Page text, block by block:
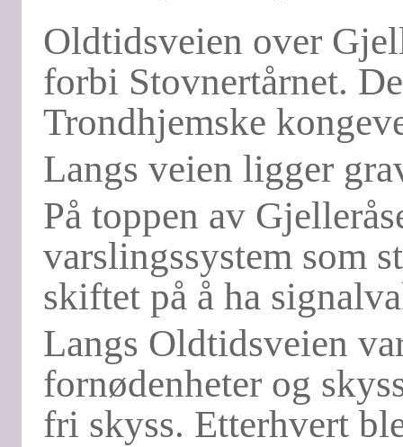
Oldtidsveien over
forbi Stovnertårnet.
Trondhjemske
Langs veien ligger
På toppen av
varslingssystem som
skiftet på å ha
Langs Oldtidsveien
fornødenheter og
fri skyss. Etterhvert